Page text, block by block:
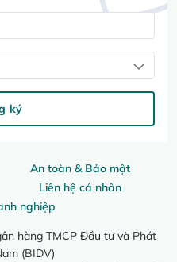
An toàn & Bảo mật
Liên hệ cá nhân
nghiệp
hàng TMCP Đầu tư và Phát
(BIDV)
ký